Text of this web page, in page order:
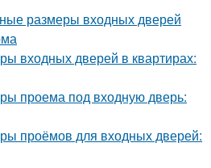
размеры входных дверей
входных дверей в квартирах:
проема под входную дверь:
проёмов для входных дверей: